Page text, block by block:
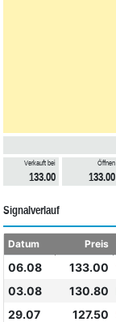
Verkauft bei
133.00
Öffnen
133.00
Signalverlauf
Datum Preis
06.08 133.00
03.08
130.80
29.07
127.50